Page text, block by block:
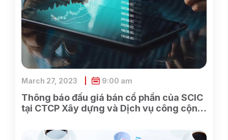
Thông báo đấu giá bán cổ phần của SCIC
tại CTCP Xây dựng và Dịch vụ công cộng
March 27, 2023 9:00 am